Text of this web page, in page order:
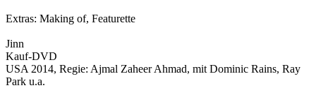
Extras: Making of, Featurette
Jinn
Kauf-DVD
USA 2014, Regie: Ajmal Zaheer Ahmad, mit Dominic Rains, Ray
Park u.a.